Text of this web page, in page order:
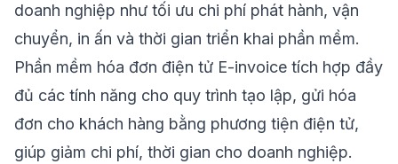
doanh nghiệp như tối ưu chi phí phát hành, vận
chuyển, in ấn và thời gian triển khai phần mềm.
Phần mềm hóa đơn điện tử E-invoice tích hợp đầy
đủ các tính năng cho quy trình tạo lập, gửi hóa
đơn cho khách hàng bằng phương tiện điện tử,
giúp giảm chi phí, thời gian cho doanh nghiệp.